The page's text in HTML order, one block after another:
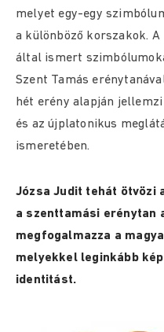
melyet egy-egy
a különböző korszakok. A
által ismert
Szent Tamás
hét erény alapján
és az újplatonikus
ismeretében.
Józsa Judit tehát ötvözi
a szenttamási erénytan
megfogalmazza a
melyekkel leginkább
identitást.